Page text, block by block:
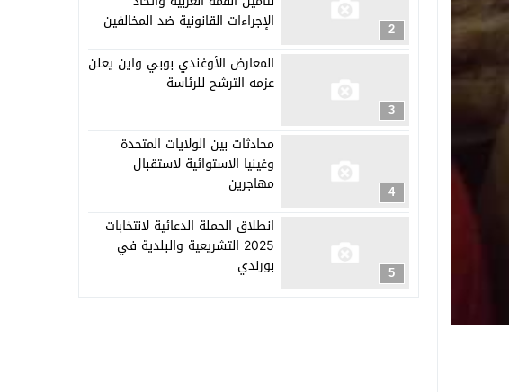
2
الإجراءات القانونية ضد المخالفين
3
المعارض الأوغندي بوبي واين يعلن
عزمه الترشح للرئاسة
4
محادثات بين الولايات المتحدة
وغينيا الاستوائية لاستقبال
مهاجرين
5
انطلاق الحملة الدعائية لانتخابات
2025 التشريعية والبلدية في
بورندي